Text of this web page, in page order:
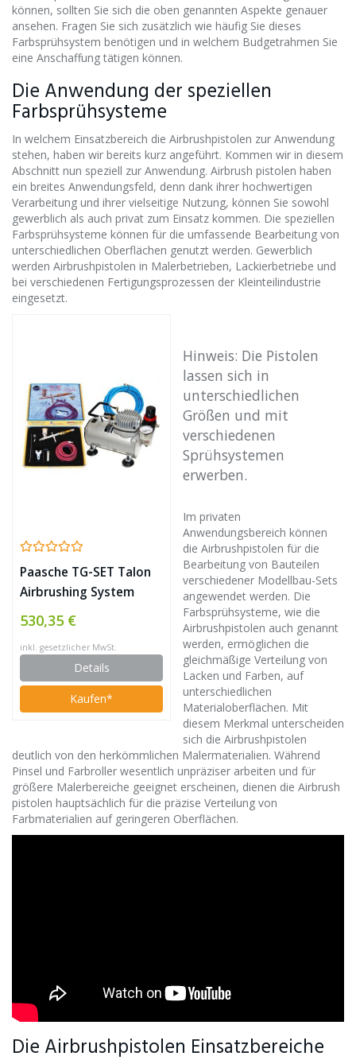
können, sollten Sie sich die oben genannten Aspekte genauer
ansehen. Fragen Sie sich zusätzlich wie häufig Sie dieses
Farbsprühsystem benötigen und in welchem Budgetrahmen Sie
eine Anschaffung tätigen können.
Die Anwendung der speziellen
Farbsprühsysteme
In welchem Einsatzbereich die Airbrushpistolen zur Anwendung
stehen, haben wir bereits kurz angeführt. Kommen wir in diesem
Abschnitt nun speziell zur Anwendung. Airbrush pistolen haben
ein breites Anwendungsfeld, denn dank ihrer hochwertigen
Verarbeitung und ihrer vielseitige Nutzung, können Sie sowohl
gewerblich als auch privat zum Einsatz kommen. Die speziellen
Farbsprühsysteme können für die umfassende Bearbeitung von
unterschiedlichen Oberflächen genutzt werden. Gewerblich
werden Airbrushpistolen in Malerbetrieben, Lackierbetriebe und
bei verschiedenen Fertigungsprozessen der Kleinteilindustrie
eingesetzt.
Paasche TG-SET Talon
Airbrushing System
with AirBrush-Depot
TC-20 by Master
Airbrush
530,35 €
inkl. gesetzlicher MwSt.
Details
Kaufen*
Hinweis: Die Pistolen
lassen sich in
unterschiedlichen
Größen und mit
verschiedenen
Sprühsystemen
erwerben.
Im privaten
Anwendungsbereich können
die Airbrushpistolen für die
Bearbeitung von Bauteilen
verschiedener Modellbau-Sets
angewendet werden. Die
Farbsprühsysteme, wie die
Airbrushpistolen auch genannt
werden, ermöglichen die
gleichmäßige Verteilung von
Lacken und Farben, auf
unterschiedlichen
Materialoberflächen. Mit
diesem Merkmal unterscheiden
sich die Airbrushpistolen
deutlich von den herkömmlichen Malermaterialien. Während
Pinsel und Farbroller wesentlich unpräziser arbeiten und für
größere Malerbereiche geeignet erscheinen, dienen die Airbrush
pistolen hauptsächlich für die präzise Verteilung von
Farbmaterialien auf geringeren Oberflächen.
Die Airbrushpistolen Einsatzbereiche